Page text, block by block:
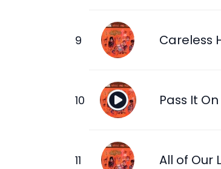
Careless
Pass It On
All of Our